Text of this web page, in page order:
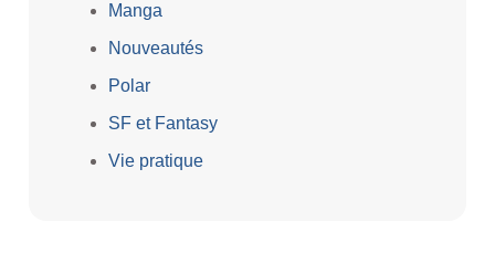
Manga
Nouveautés
Polar
SF et Fantasy
Vie pratique